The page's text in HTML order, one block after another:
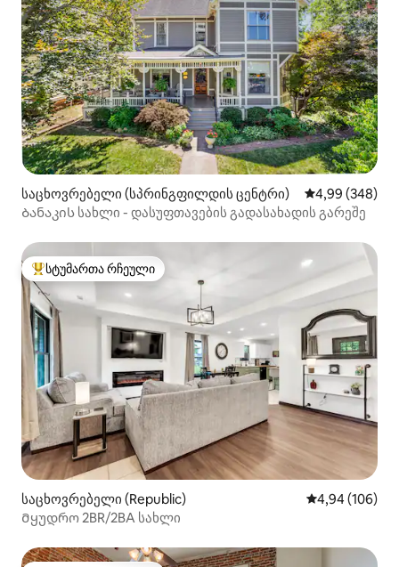
საცხოვრებელი (სპრინგფილდის ცენტრი) საშუალო
4,99 (348)
Ბანაკის სახლი - დასუფთავების გადასახადის გარეშე
სტუმართა რჩეული მოწინავე ვარიანტი
სტუმართა რჩეული
საცხოვრებელი (Republic) საშუალო
4,94 (106)
Მყუდრო 2BR/2BA სახლი